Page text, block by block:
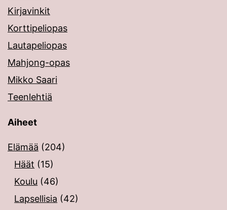
Kirjavinkit
Korttipeliopas
Lautapeliopas
Mahjong-opas
Mikko Saari
Teenlehtiä
Aiheet
Elämää (204)
Häät (15)
Koulu (46)
Lapsellisia (42)